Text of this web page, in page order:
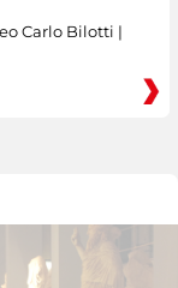
Carlo Bilotti |